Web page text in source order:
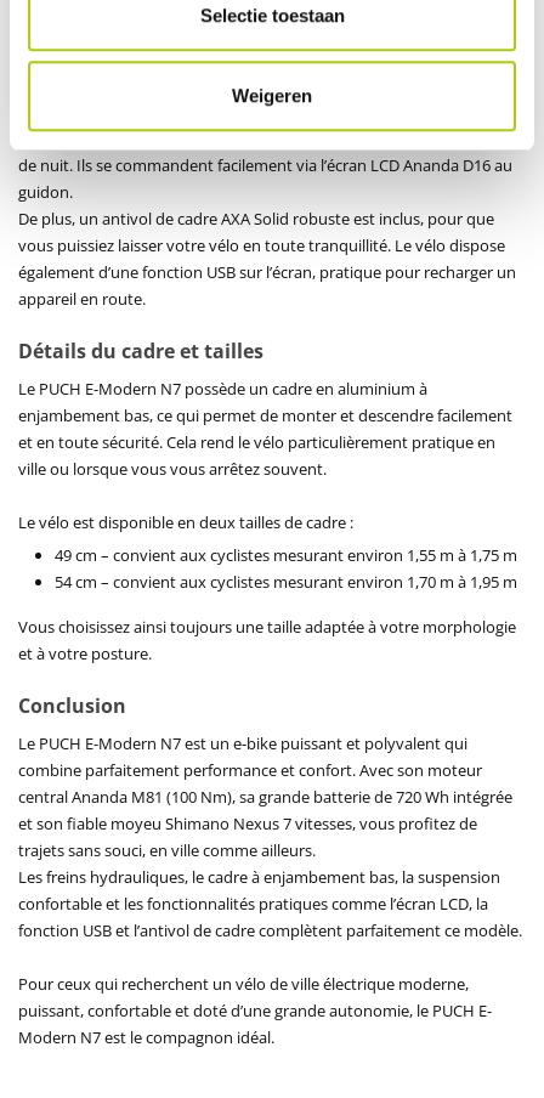
Selectie toestaan
Weigeren
Sécurité et praticité
La sécurité est un aspect essentiel du PUCH E-Modern N7. Le vélo est
équipé de freins à disque hydrauliques avant et arrière, puissants et
fiables quelles que soient les conditions météo.
Les feux LED avant et arrière assurent votre visibilité, de jour comme
de nuit. Ils se commandent facilement via l’écran LCD Ananda D16 au
guidon.
De plus, un antivol de cadre AXA Solid robuste est inclus, pour que
vous puissiez laisser votre vélo en toute tranquillité. Le vélo dispose
également d’une fonction USB sur l’écran, pratique pour recharger un
appareil en route.
Détails du cadre et tailles
Le PUCH E-Modern N7 possède un cadre en aluminium à
enjambement bas, ce qui permet de monter et descendre facilement
et en toute sécurité. Cela rend le vélo particulièrement pratique en
ville ou lorsque vous vous arrêtez souvent.
Le vélo est disponible en deux tailles de cadre :
49 cm – convient aux cyclistes mesurant environ 1,55 m à 1,75 m
54 cm – convient aux cyclistes mesurant environ 1,70 m à 1,95 m
Vous choisissez ainsi toujours une taille adaptée à votre morphologie
et à votre posture.
Conclusion
Le PUCH E-Modern N7 est un e-bike puissant et polyvalent qui
combine parfaitement performance et confort. Avec son moteur
central Ananda M81 (100 Nm), sa grande batterie de 720 Wh intégrée
et son fiable moyeu Shimano Nexus 7 vitesses, vous profitez de
trajets sans souci, en ville comme ailleurs.
Les freins hydrauliques, le cadre à enjambement bas, la suspension
confortable et les fonctionnalités pratiques comme l’écran LCD, la
fonction USB et l’antivol de cadre complètent parfaitement ce modèle.
Pour ceux qui recherchent un vélo de ville électrique moderne,
puissant, confortable et doté d’une grande autonomie, le PUCH E-
Modern N7 est le compagnon idéal.